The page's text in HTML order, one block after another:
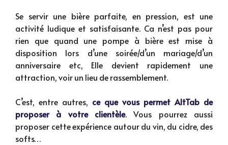
Se servir une bière parfaite, en pression, est une
activité ludique et satisfaisante. Ca n’est pas pour
rien que quand une pompe à bière est mise à
disposition lors d’une soirée/d’un mariage/d’un
anniversaire etc, Elle devient rapidement une
attraction, voir un lieu de rassemblement.
C’est, entre autres, ce que vous permet AltTab de
proposer à votre clientèle. Vous pourrez aussi
proposer cette expérience autour du vin, du cidre, des
softs…